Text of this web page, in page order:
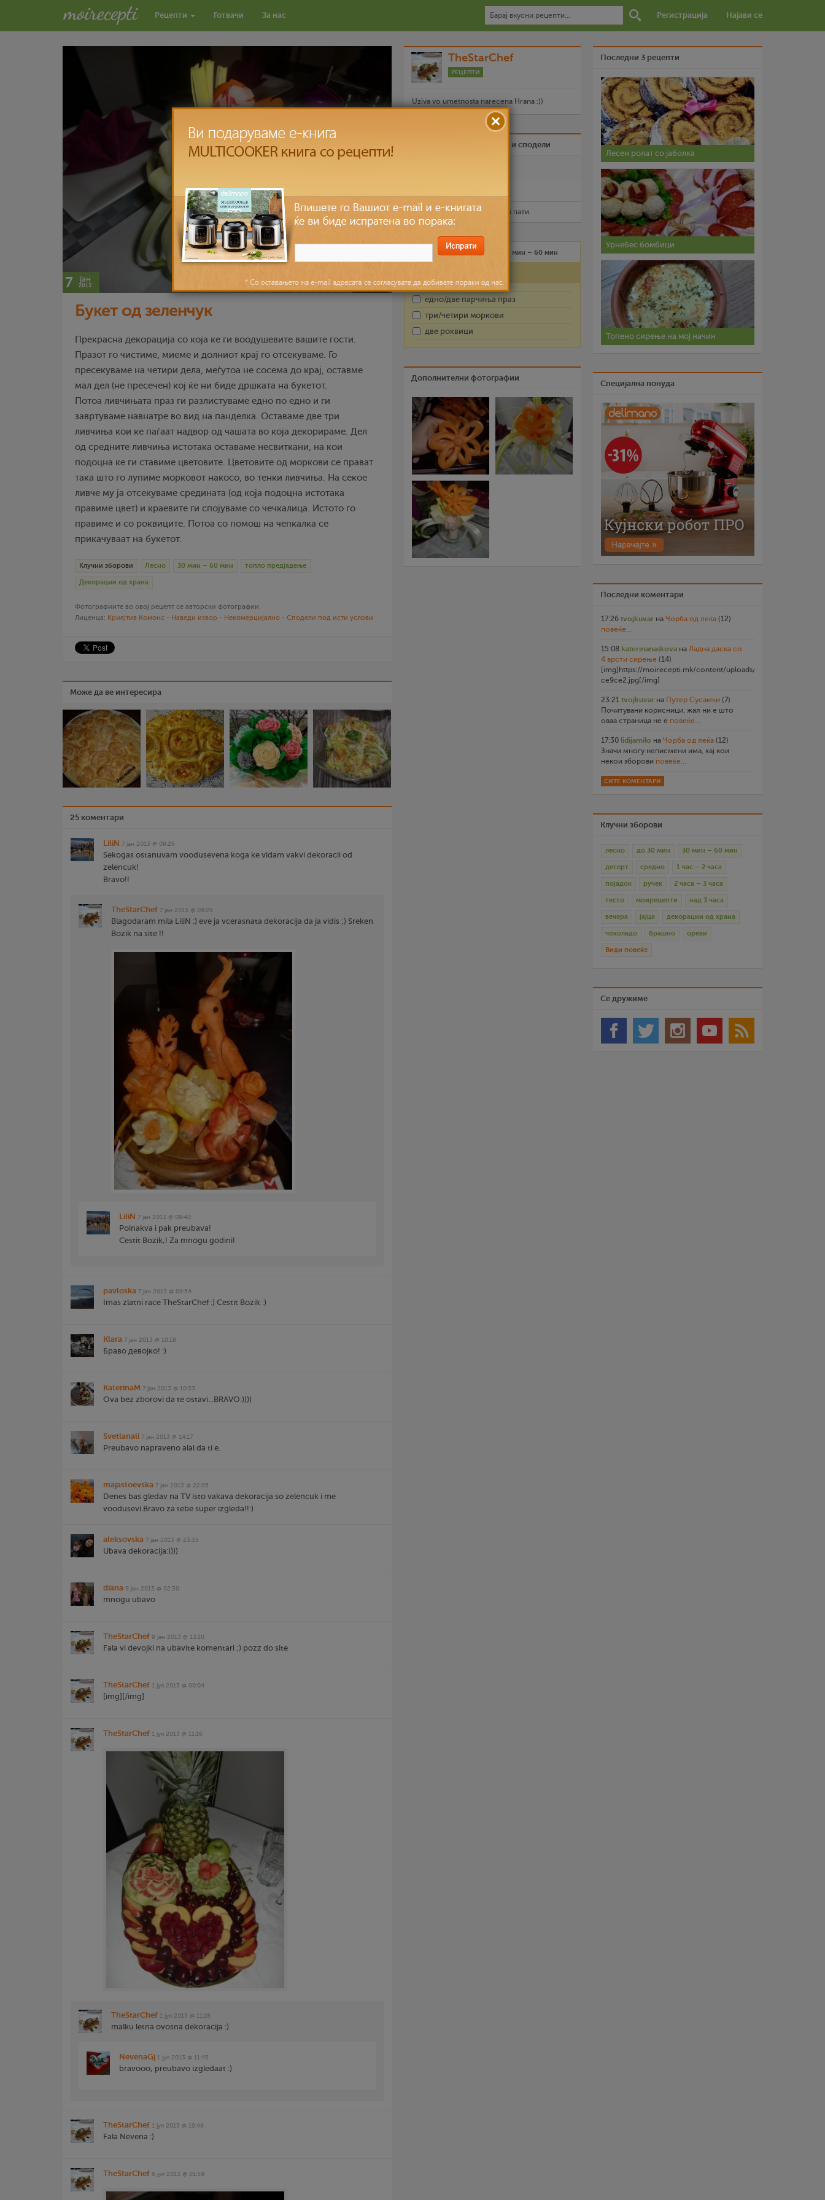
Рецепти Готвачи За нас Регистрација Најави се
7 јан
2013
Букет од зеленчук
Прекрасна декорација со која ке ги воодушевите вашите гости.
Празот го чистиме, миеме и долниот крај го отсекуваме. Го
пресекуваме на четири дела, меѓутоа не сосема до крај, оставме
мал дел (не пресечен) кој ќе ни биде дршката на букетот.
Потоа ливчињата праз ги разлистуваме едно по едно и ги
завртуваме навнатре во вид на панделка. Оставаме две три
ливчиња кои ке паѓаат надвор од чашата во која декорираме. Дел
од средните ливчиња истотака оставаме несвиткани, на кои
подоцна ке ги ставиме цветовите. Цветовите од моркови се прават
така што го лупиме морковот накосо, во тенки ливчиња. На секое
ливче му ја отсекуваме средината (од која подоцна истотака
правиме цвет) и краевите ги спојуваме со чечкалица. Истото го
правиме и со роквиците. Потоа со помош на чепкалка се
прикачуваат на букетот.
Клучни зборови Лесно 30 мин – 60 мин топло предјадење
Декорации од храна
Фотографиите во овој рецепт се авторски фотографии.
Лиценца: Криејтив Комонс - Наведи извор - Некомерцијално - Сподели под исти услови
Може да ве интересира
25 коментари
LiliN 7 јан 2013 @ 09:26
Sekogas ostanuvam voodusevena koga ke vidam vakvi dekoracii od
zelencuk!
Bravo!!
TheStarChef 7 јан 2013 @ 09:29
Blagodaram mila LiliN :) eve ja vcerasnata dekoracija da ja vidis ;) Sreken
Bozik na site !!
LiliN 7 јан 2013 @ 09:40
Poinakva i pak preubava!
Cestit Bozik,! Za mnogu godini!
pavloska 7 јан 2013 @ 09:54
Imas zlatni race TheStarChef :) Cestit Bozik :)
Klara 7 јан 2013 @ 10:18
Браво девојко! :)
KaterinaM 7 јан 2013 @ 10:33
Ova bez zborovi da te ostavi...BRAVO:))))
Svetlanali 7 јан 2013 @ 14:17
Preubavo napraveno alal da ti e.
majastoevska 7 јан 2013 @ 22:05
Denes bas gledav na TV isto vakava dekoracija so zelencuk i me
voodusevi.Bravo za tebe super izgleda!!:)
aleksovska 7 јан 2013 @ 23:35
Ubava dekoracija:))))
diana 9 јан 2013 @ 02:30
mnogu ubavo
TheStarChef 9 јан 2013 @ 13:10
Fala vi devojki na ubavite komentari ;) pozz do site
TheStarChef 1 јул 2013 @ 00:04
[img][/img]
TheStarChef 1 јул 2013 @ 11:16
TheStarChef 1 јул 2013 @ 11:18
malku letna ovosna dekoracija :)
NevenaGj 1 јул 2013 @ 11:45
bravooo, preubavo izgledaat :)
TheStarChef 1 јул 2013 @ 19:48
Fala Nevena :)
TheStarChef 6 јул 2013 @ 01:59
TheStarChef
РЕЦЕПТИ
Uziva vo umetnosta narecena Hrana :))
Биди вистински пријател и сподели
Рецептот е прочитан 10,956 пати
Лесно 4 лица 30 мин – 60 мин
едно/две парчиња праз
три/четири моркови
две роквици
Дополнителни фотографии
Последни 3 рецепти
Лесен ролат со јаболка
Урнебес бомбици
Топено сирење на мој начин
Специјална понуда
Последни коментари
17:26 tvojkuvar на Чорба од леќа (12)
повеќе...
15:08 katerinanaskova на Ладна даска со
4 врсти сирење (14)
[img]https://moirecepti.mk/content/uploads/2026/07/
ce9ce2.jpg[/img]
23:21 tvojkuvar на Путер Сусамки (7)
Почитувани корисници, жал ни е што
оваа страница не е повеќе...
17:30 lidijamilo на Чорба од леќа (12)
Значи многу неписмени има, кај кои
некои зборови повеќе...
СИТЕ КОМЕНТАРИ
Клучни зборови
лесно до 30 мин 30 мин – 60 мин
десерт средно 1 час – 2 часа
појадок ручек 2 часа – 3 часа
тесто моирецепти над 3 часа
вечера јајца декорации од храна
чоколадо брашно ореви
Види повеќе
Се дружиме